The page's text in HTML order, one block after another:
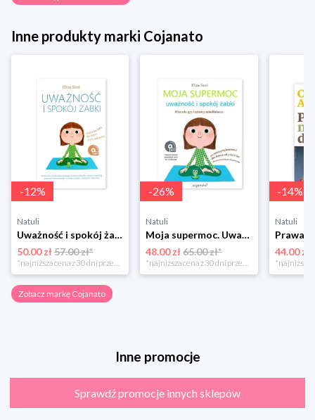
Inne produkty marki Cojanato
-12%
Natuli
Uważność i spokój żabki Cojanato
50.00 zł57.00 zł*
-26%
Natuli
Moja supermoc. Uważność i spokój żabki. Historie, gry i zabawy mindfulness Cojanato
48.00 zł 65.00 zł*
-14%
Natuli
44.00 zł
Zobacz markę Cojanato
Inne promocje
Sprawdź promocje innych sklepów